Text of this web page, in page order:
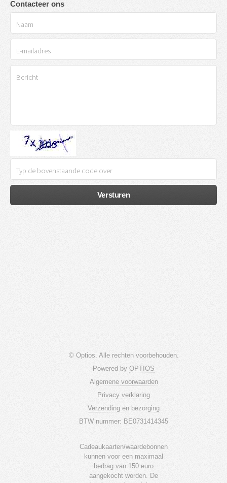
Contacteer ons
Versturen
© Optios. Alle rechten voorbehouden.
Powered by OPTIOS
Algemene voorwaarden
Privacy verklaring
Verzending en bezorging
BTW nummer: BE0731414345
Cadeaukaarten/waardebonnen
kunnen voor een maximaal
bedrag van 150 euro
aangekocht worden. De